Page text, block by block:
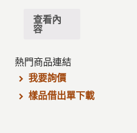
查看內
容
熱門商品連結
我要詢價
樣品借出單下載